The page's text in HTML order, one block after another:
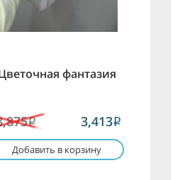
фантазия
i 3,413i
Добавить в корзину